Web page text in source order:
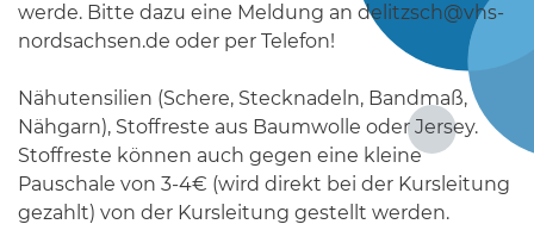
werde. Bitte dazu eine Meldung an delitzsch@vhs-
nordsachsen.de oder per Telefon!
Nähutensilien (Schere, Stecknadeln, Bandmaß,
Nähgarn), Stoffreste aus Baumwolle oder Jersey.
Stoffreste können auch gegen eine kleine
Pauschale von 3-4€ (wird direkt bei der Kursleitung
gezahlt) von der Kursleitung gestellt werden.